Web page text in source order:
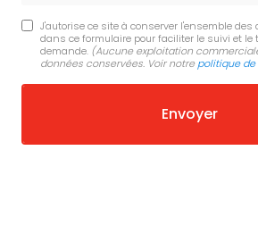
J'autorise ce site à conserver l'ensemble
dans ce formulaire pour faciliter le suivi et le
demande. (Aucune exploitation
données conservées. Voir notre politique